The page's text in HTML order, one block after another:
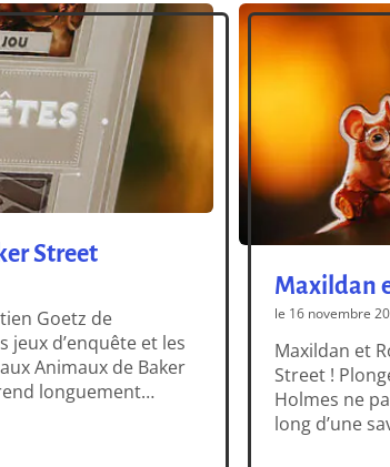
Street
Goetz de
jeux d’enquête et les
Animaux de Baker
longuement
Maxildan
le 16 novembre
Maxildan et
Street !
Holmes ne
long d’une